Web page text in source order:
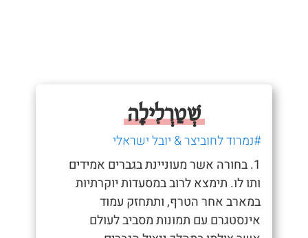
שְׁטַרְלִילָה
#נמרוד לחוביצר & יובל ישראלי
1. בחורה אשר מעוניינת בגברים אמידים
ותו לו. תימצא לרוב במסעדות יוקרתיות
במארב אחר הטרף, ותתחזק עמוד
אינסטגרם עם תמונות מסביב לעולם